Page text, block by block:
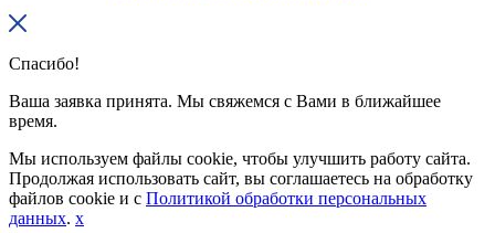
Спасибо!
Ваша заявка принята. Мы свяжемся с Вами в ближайшее
время.
Мы используем файлы cookie, чтобы улучшить работу сайта.
Продолжая использовать сайт, вы соглашаетесь на обработку
файлов cookie и с Политикой обработки персональных
данных. x